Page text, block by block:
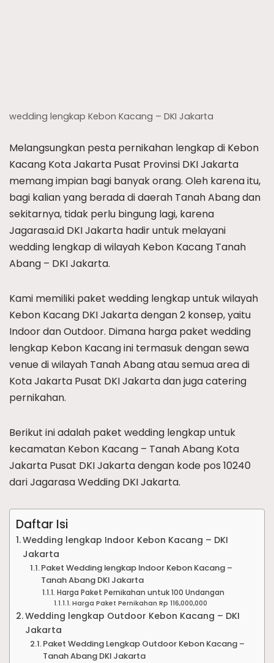
wedding lengkap Kebon Kacang – DKI Jakarta
Melangsungkan pesta pernikahan lengkap di Kebon
Kacang Kota Jakarta Pusat Provinsi DKI Jakarta
memang impian bagi banyak orang. Oleh karena itu,
bagi kalian yang berada di daerah Tanah Abang dan
sekitarnya, tidak perlu bingung lagi, karena
Jagarasa.id DKI Jakarta hadir untuk melayani
wedding lengkap di wilayah Kebon Kacang Tanah
Abang – DKI Jakarta.
Kami memiliki paket wedding lengkap untuk wilayah
Kebon Kacang DKI Jakarta dengan 2 konsep, yaitu
Indoor dan Outdoor. Dimana harga paket wedding
lengkap Kebon Kacang ini termasuk dengan sewa
venue di wilayah Tanah Abang atau semua area di
Kota Jakarta Pusat DKI Jakarta dan juga catering
pernikahan.
Berikut ini adalah paket wedding lengkap untuk
kecamatan Kebon Kacang – Tanah Abang Kota
Jakarta Pusat DKI Jakarta dengan kode pos 10240
dari Jagarasa Wedding DKI Jakarta.
Daftar Isi
Wedding lengkap Indoor Kebon Kacang – DKI
Jakarta
Paket Wedding lengkap Indoor Kebon Kacang –
Tanah Abang DKI Jakarta
Harga Paket Pernikahan untuk 100 Undangan
Harga Paket Pernikahan Rp 116,000,000
Wedding lengkap Outdoor Kebon Kacang – DKI
Jakarta
Paket Wedding Lengkap Outdoor Kebon Kacang –
Tanah Abang DKI Jakarta